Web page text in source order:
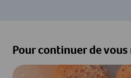
Pour continuer de